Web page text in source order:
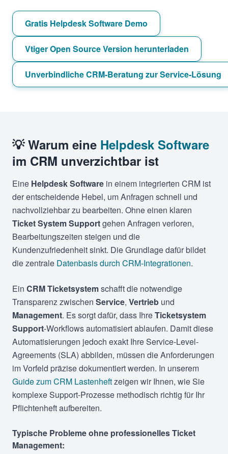
Gratis Helpdesk Software Demo
Vtiger Open Source Version herunterladen
Unverbindliche CRM-Beratung zur Service-Lösung
💡 Warum eine Helpdesk Software
im CRM unverzichtbar ist
Eine Helpdesk Software in einem integrierten CRM ist
der entscheidende Hebel, um Anfragen schnell und
nachvollziehbar zu bearbeiten. Ohne einen klaren
Ticket System Supportgehen Anfragen verloren,
Bearbeitungszeiten steigen und die
Kundenzufriedenheit sinkt. Die Grundlage dafür bildet
die zentrale Datenbasis durch CRM-Integrationen.
Ein CRM Ticketsystemschafft die notwendige
Transparenz zwischen Service, Vertrieb und
Management. Es sorgt dafür, dass IhreTicketsystem
Support-Workflows automatisiert ablaufen. Damit diese
Automatisierungen jedoch exakt Ihre Service-Level-
Agreements (SLA) abbilden, müssen die Anforderungen
im Vorfeld präzise dokumentiert werden. In unserem
Guide zum CRM Lastenheftzeigen wir Ihnen, wie Sie
komplexe Support-Prozesse methodisch richtig für Ihr
Pflichtenheft aufbereiten.
Typische Probleme ohne professionelles Ticket
Management: